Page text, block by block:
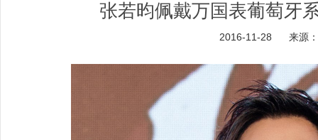
张若昀佩戴万国表葡萄牙
2016-11-28 来源